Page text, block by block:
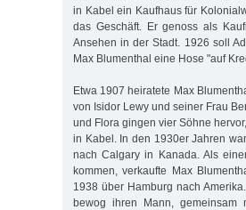
in Kabel ein Kaufhaus für
das Geschäft. Er genoss als
Ansehen in der Stadt. 1926 soll
Max Blumenthal eine Hose "auf
Etwa 1907 heiratete Max
von Isidor Lewy und seiner Frau
und Flora gingen vier Söhne
in Kabel. In den 1930er Jahren
nach Calgary in Kanada. Als
kommen, verkaufte Max
1938 über Hamburg nach
bewog ihren Mann, gemeinsam